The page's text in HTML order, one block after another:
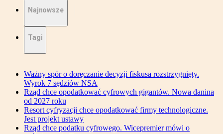
Najnowsze
Tagi
Ważny spór o doręczanie decyzji fiskusa rozstrzygnięty.
Wyrok 7 sędziów NSA
Rząd chce opodatkować cyfrowych gigantów. Nowa danina
od 2027 roku
Resort cyfryzacji chce opodatkować firmy technologiczne.
Jest projekt ustawy
Rząd chce podatku cyfrowego. Wicepremier mówi o